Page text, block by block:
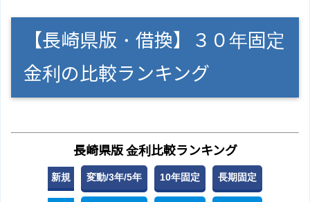
【長崎県版・借換】３０年固定
金利の比較ランキング
長崎県版 金利比較ランキング
新規 変動/3年/5年 10年固定 長期固定